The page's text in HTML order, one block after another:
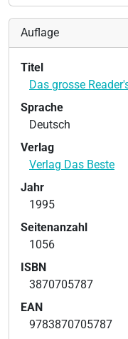
Auflage
Titel
Das grosse
Sprache
Deutsch
Verlag
Verlag Das Beste
Jahr
1995
Seitenanzahl
1056
ISBN
3870705787
EAN
9783870705787